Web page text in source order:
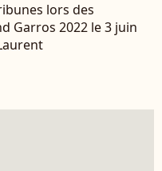
lors des
Garros 2022 le 3 juin